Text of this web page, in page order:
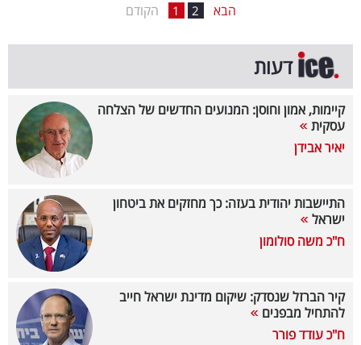
תרבות
ופנאי
תיירות
TOP-
המילון
הכלכלי
40
UNDER
הקודם 1 2 הבא
דעות
קיימות, אמון וחוסן: המנועים החדשים של הצלחה
עסקית
יאיר אבידן
התיישבות יהודית בעזה: כך מחזקים את ביטחון
ישראל
ח"כ משה סולומון
קיר הברזל שנסדק: שיקום מדינת ישראל חייב
להתחיל מבפנים
ח"כ עודד פורר